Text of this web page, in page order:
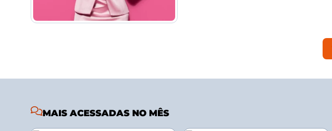
MAIS ACESSADAS NO MÊS